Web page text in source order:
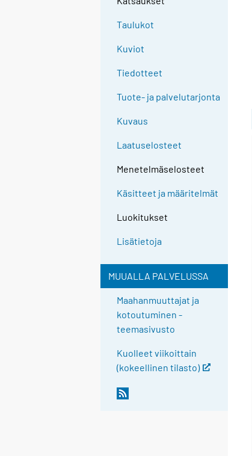
Taulukot
Kuviot
Tiedotteet
Tuote- ja palvelutarjonta
Kuvaus
Laatuselosteet
Menetelmäselosteet
Käsitteet ja määritelmät
Luokitukset
Lisätietoja
MUUALLA PALVELUSSA
Maahanmuuttajat ja
kotoutuminen -
teemasivusto
Kuolleet viikoittain
(kokeellinen tilasto)